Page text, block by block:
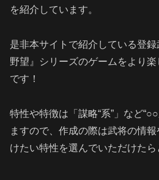
を紹介しています。
是非本サイトで紹介している登
野望』シリーズのゲームをより
です！
特性や特徴は「謀略“系”」など
ますので、作成の際は武将の情
けたい特性を選んでいただけたら